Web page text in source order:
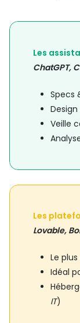
Les
ChatGPT,
Specs
Design
Veille
Les
Lovable,
Le
Idéal
IT)